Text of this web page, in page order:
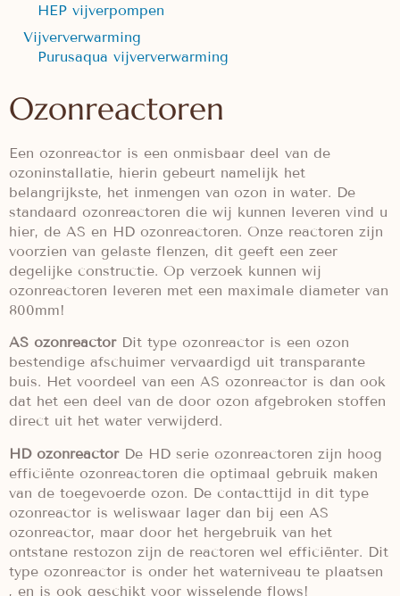
HEP vijverpompen
Vijververwarming
Purusaqua vijververwarming
Ozonreactoren
Een ozonreactor is een onmisbaar deel van de
ozoninstallatie, hierin gebeurt namelijk het
belangrijkste, het inmengen van ozon in water. De
standaard ozonreactoren die wij kunnen leveren vind u
hier, de AS en HD ozonreactoren. Onze reactoren zijn
voorzien van gelaste flenzen, dit geeft een zeer
degelijke constructie. Op verzoek kunnen wij
ozonreactoren leveren met een maximale diameter van
800mm!
AS ozonreactorDit type ozonreactor is een ozon
bestendige afschuimer vervaardigd uit transparante
buis. Het voordeel van een AS ozonreactor is dan ook
dat het een deel van de door ozon afgebroken stoffen
direct uit het water verwijderd.
HD ozonreactorDe HD serie ozonreactoren zijn hoog
efficiënte ozonreactoren die optimaal gebruik maken
van de toegevoerde ozon. De contacttijd in dit type
ozonreactor is weliswaar lager dan bij een AS
ozonreactor, maar door het hergebruik van het
ontstane restozon zijn de reactoren wel efficiënter. Dit
type ozonreactor is onder het waterniveau te plaatsen
, en is ook geschikt voor wisselende flows!